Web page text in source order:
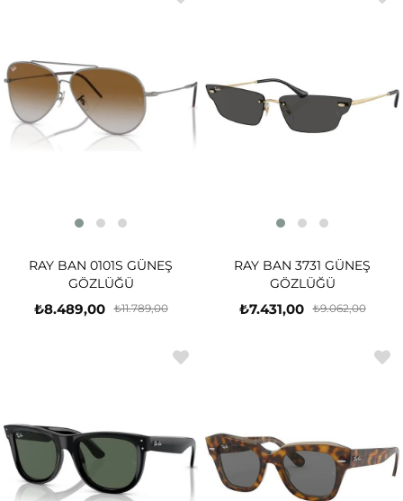
RAY BAN 0101S GÜNEŞ
GÖZLÜĞÜ
₺8.489,00 ₺11.789,00
RAY BAN 3731 GÜNEŞ
GÖZLÜĞÜ
₺7.431,00 ₺9.062,00